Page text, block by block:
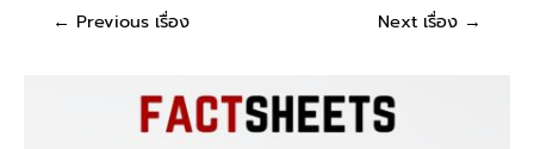
← Previous เรื่อง Next เรื่อง →